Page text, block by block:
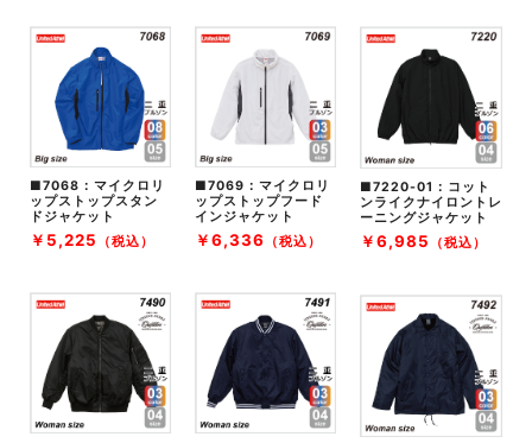
■7068 ：マイクロリ
ップストップスタン
ドジャケット
￥ 5,225 （税込）
■7069 ：マイクロリ
ップストップフード
インジャケット
￥6,336 （税込）
■7220-01：コット
ンライクナイロントレ
ーニングジャケット
￥6,985 （税込）